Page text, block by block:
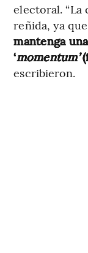
electoral. “La
reñida, ya que
mantenga
‘momentum’
escribieron.